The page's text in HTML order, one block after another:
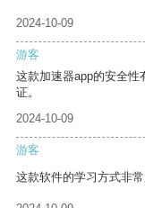
2024-10-09
游客
这款加速器app的安全性
证。
2024-10-09
游客
这款软件的学习方式非